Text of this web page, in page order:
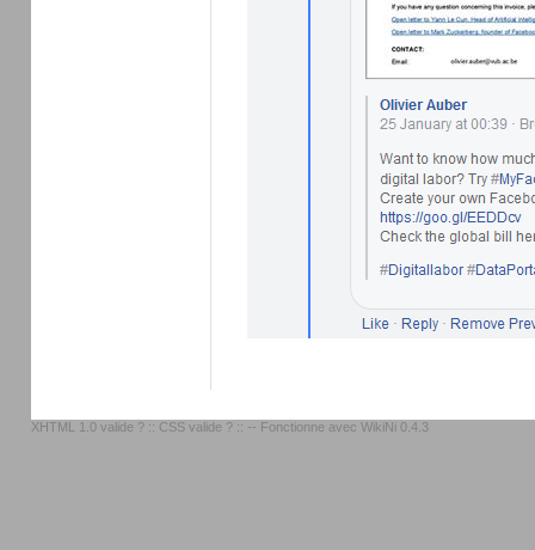
XHTML 1.0 valide ? :: CSS valide ? :: -- Fonctionne avec WikiNi 0.4.3